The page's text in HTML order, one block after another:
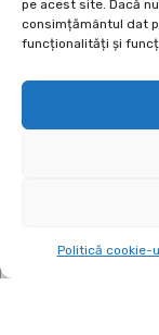
pe acest site. Dacă
consimțământul dat
funcționalități și
Politică cookie-
Depozit En-Gross și
Piatră Decorativă și
+40760973126